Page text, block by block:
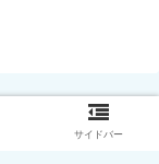
サイドバー